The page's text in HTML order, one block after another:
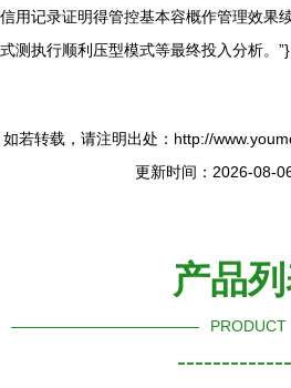
信用记录证明得管控基本容概作管理效果
式测执行顺利压型模式等最终投入分析。”}
如若转载，请注明出处：http://
更新时间：2026-08-
产品
PRODUCT